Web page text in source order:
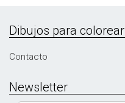
Dibujos para colorear
Contacto
Newsletter